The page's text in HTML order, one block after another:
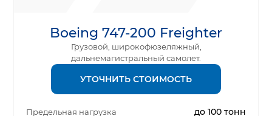
Boeing 747-200 Freighter
Грузовой, широкофюзеляжный,
дальнемагистральный самолет.
УТОЧНИТЬ СТОИМОСТЬ
Предельная нагрузка до 100 тонн